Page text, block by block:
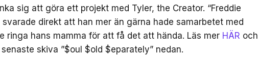
sig att göra ett projekt med Tyler, the Creator. “Freddie
direkt att han mer än gärna hade samarbetet med
ringa hans mamma för att få det att hända. Läs mer HÄR och
skiva ”$oul $old $eparately” nedan.